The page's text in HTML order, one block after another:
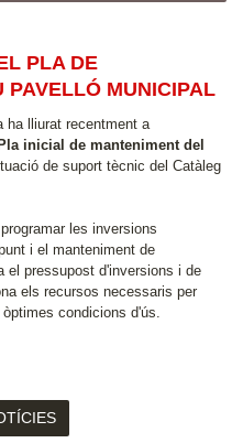
PLA DE
PAVELLÓ MUNICIPAL
ha lliurat recentment a
Pla inicial de manteniment del
de suport tècnic del Catàleg
les inversions
i el manteniment de
el pressupost d'inversions i de
els recursos necessaris per
condicions d'ús.